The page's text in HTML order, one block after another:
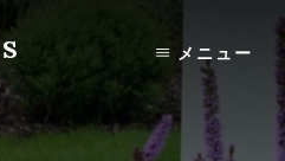
メニュー